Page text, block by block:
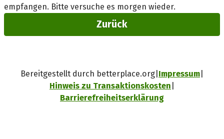
empfangen. Bitte versuche es morgen wieder.
Zurück
Bereitgestellt durch betterplace.org Impressum
Hinweis zu Transaktionskosten
Barrierefreiheitserklärung